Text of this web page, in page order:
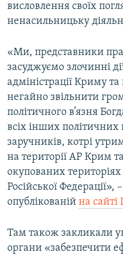
висловлення своїх
ненасильницьку
«Ми, представники
засуджуємо злочинні
адміністрації Криму
негайно звільнити
політичного в’язня
всіх інших політичних
заручників, котрі
на території АР Крим
окупованих
Російської Федерації»,
опублікованій на
Там також закликали
органи «забезпечити